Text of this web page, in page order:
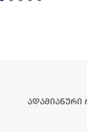
ადამიანური